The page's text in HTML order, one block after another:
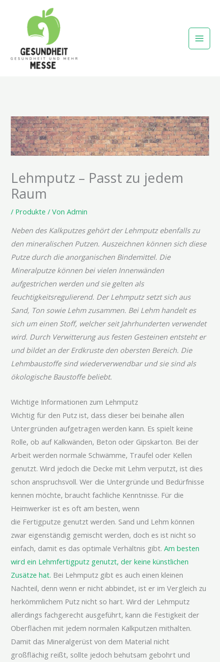
springen
Lehmputz – Passt zu jedem
Raum
/ Produkte / VonAdmin
Neben des Kalkputzes gehört der Lehmputz ebenfalls zu
den mineralischen Putzen. Auszeichnen können sich diese
Putze durch die anorganischen Bindemittel. Die
Mineralputze können bei vielen Innenwänden
aufgestrichen werden und sie gelten als
feuchtigkeitsregulierend. Der Lehmputz setzt sich aus
Sand, Ton sowie Lehm zusammen. Bei Lehm handelt es
sich um einen Stoff, welcher seit Jahrhunderten verwendet
wird. Durch Verwitterung aus festen Gesteinen entsteht er
und bildet an der Erdkruste den obersten Bereich. Die
Lehmbaustoffe sind wiederverwendbar und sie sind als
ökologische Baustoffe beliebt.
Wichtige Informationen zum Lehmputz
Wichtig für den Putz ist, dass dieser bei beinahe allen
Untergründen aufgetragen werden kann. Es spielt keine
Rolle, ob auf Kalkwänden, Beton oder Gipskarton. Bei der
Arbeit werden normale Schwämme, Traufel oder Kellen
genutzt. Wird jedoch die Decke mit Lehm verputzt, ist dies
schon anspruchsvoll. Wer die Untergründe und Bedürfnisse
kennen möchte, braucht fachliche Kenntnisse. Für die
Heimwerker ist es oft am besten, wenn
die Fertigputze genutzt werden. Sand und Lehm können
zwar eigenständig gemischt werden, doch es ist nicht so
einfach, damit es das optimale Verhältnis gibt.Am besten
wird ein Lehmfertigputz genutzt, der keine künstlichen
Zusätze hat. Bei Lehmputz gibt es auch einen kleinen
Nachteil, denn wenn er nicht abbindet, ist er im Vergleich zu
herkömmlichem Putz nicht so hart. Wird der Lehmputz
allerdings fachgerecht ausgeführt, kann die Festigkeit der
Oberflächen mit jedem normalen Kalkputzen mithalten.
Damit das Mineralgerüst von dem Material nicht
großflächig reißt, sollte jedoch behutsam gebohrt und